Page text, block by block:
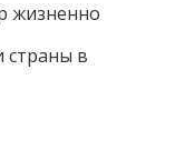
жизненно
страны в